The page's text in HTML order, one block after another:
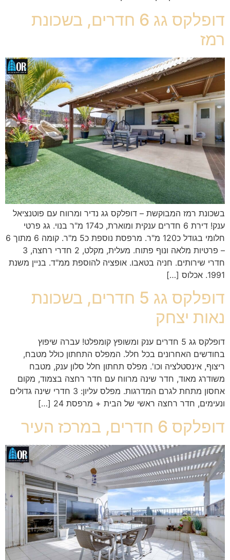
דופלקס גג 6 חדרים, בשכונת
רמז
בשכונת רמז המבוקשת – דופלקס גג נדיר ומרווח עם פוטנציאל
ענק! דירת 6 חדרים ענקית ומוארת, כ174 מ"ר בנוי. גג פרטי
חלומי בגודל כ120 מ"ר. מרפסת נוספת כ5 מ"ר. קומה 6 מתוך 6
– פרטיות מלאה ונוף פתוח. מעלית, מקלט, 2 חדרי רחצה, 3
חדרי שירותים. חניה בטאבו. אופציה להוספת ממ"ד. בניין משנת
1991. אכלוס […]
דופלקס גג 5 חדרים, בשכונת
נאות יצחק
דופלקס גג 5 חדרים ענק ומשופץ קומפלט! עברה שיפוץ
בחודשים האחרונים בכל חלל. המפלס התחתון כולל מטבח,
ריצוף, אינסטלציה וכו'. מפלס תחתון חלל סלון ענק, מטבח
משודרג מאוד, חדר שינה מרווח עם חדר רחצה בצמוד, מקום
אחסון מתחת לגרם המדרגות. מפלס עליון: 3 חדרי שינה גדולים
ונעימים, חדר רחצה ראשי של הבית + מרפסת 24 […]
דופלקס 6 חדרים, במרכז העיר